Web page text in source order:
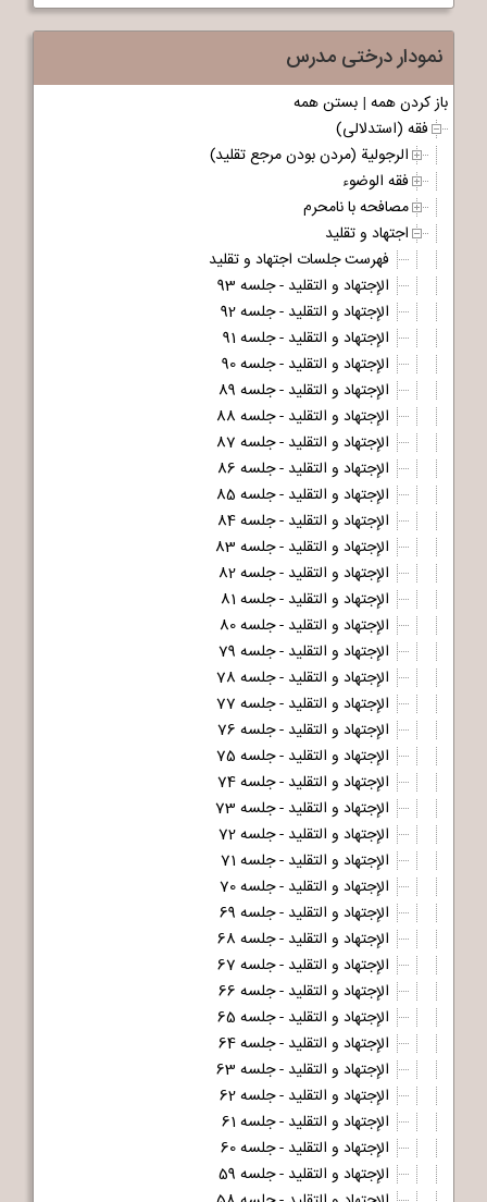
نمودار درختی مدرس
باز کردن همه | بستن همه
فقه (استدلالی)
الرجولیة (مردن بودن مرجع تقلید)
فقه الوضوء
مصافحه با نامحرم
اجتهاد و تقلید
فهرست جلسات اجتهاد و تقلید
الإجتهاد و التقلید - جلسه 93
الإجتهاد و التقلید - جلسه 92
الإجتهاد و التقلید - جلسه 91
الإجتهاد و التقلید - جلسه 90
الإجتهاد و التقلید - جلسه 89
الإجتهاد و التقلید - جلسه 88
الإجتهاد و التقلید - جلسه 87
الإجتهاد و التقلید - جلسه 86
الإجتهاد و التقلید - جلسه 85
الإجتهاد و التقلید - جلسه 84
الإجتهاد و التقلید - جلسه 83
الإجتهاد و التقلید - جلسه 82
الإجتهاد و التقلید - جلسه 81
الإجتهاد و التقلید - جلسه 80
الإجتهاد و التقلید - جلسه 79
الإجتهاد و التقلید - جلسه 78
الإجتهاد و التقلید - جلسه 77
الإجتهاد و التقلید - جلسه 76
الإجتهاد و التقلید - جلسه 75
الإجتهاد و التقلید - جلسه 74
الإجتهاد و التقلید - جلسه 73
الإجتهاد و التقلید - جلسه 72
الإجتهاد و التقلید - جلسه 71
الإجتهاد و التقلید - جلسه 70
الإجتهاد و التقلید - جلسه 69
الإجتهاد و التقلید - جلسه 68
الإجتهاد و التقلید - جلسه 67
الإجتهاد و التقلید - جلسه 66
الإجتهاد و التقلید - جلسه 65
الإجتهاد و التقلید - جلسه 64
الإجتهاد و التقلید - جلسه 63
الإجتهاد و التقلید - جلسه 62
الإجتهاد و التقلید - جلسه 61
الإجتهاد و التقلید - جلسه 60
الإجتهاد و التقلید - جلسه 59